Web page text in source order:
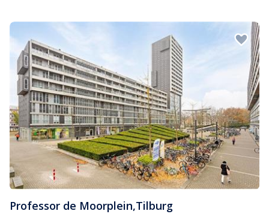
Professor de Moorplein,Tilburg